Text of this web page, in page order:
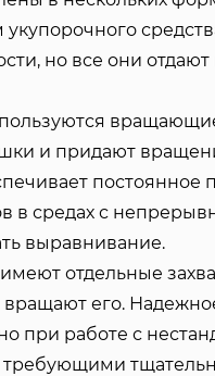
но все они
и придают
в средах с
выравнивание.
отдельные
его.
при работе с